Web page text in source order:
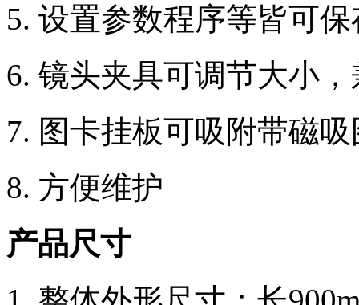
5. 设置参数程序等皆可
6. 镜头夹具可调节大小
7. 图卡挂板可吸附带磁
8. 方便维护
产品尺寸